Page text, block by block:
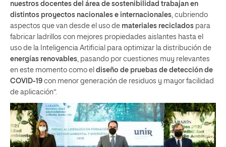
nuestros docentes del área de sostenibilidad trabajan en
distintos proyectos nacionales e internacionales, cubriendo
aspectos que van desde el uso de materiales reciclados para
fabricar ladrillos con mejores propiedades aislantes hasta el
uso de la Inteligencia Artificial para optimizar la distribución de
energías renovables, pasando por cuestiones muy relevantes
en este momento como el diseño de pruebas de detección de
COVID-19 con menor generación de residuos y mayor facilidad
de aplicación”.